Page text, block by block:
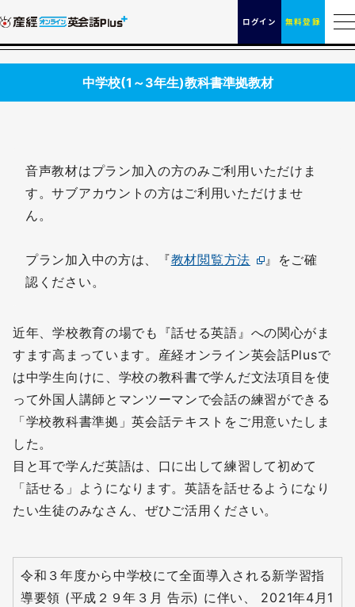
ログイン 無料登録
中学校(1～3年生)教科書準拠教材
音声教材はプラン加入の方のみご利用いただけま
す。サブアカウントの方はご利用いただけませ
ん。
プラン加入中の方は、『教材閲覧方法
』をご確
認ください。
近年、学校教育の場でも『話せる英語』への関心がま
すます高まっています。産経オンライン英会話Plusで
は中学生向けに、学校の教科書で学んだ文法項目を使
って外国人講師とマンツーマンで会話の練習ができる
「学校教科書準拠」英会話テキストをご用意いたしま
した。
目と耳で学んだ英語は、口に出して練習して初めて
「話せる」ようになります。英語を話せるようになり
たい生徒のみなさん、ぜひご活用ください。
令和３年度から中学校にて全面導入される新学習指
導要領 (平成２９年３月 告示) に伴い、 2021年4月1